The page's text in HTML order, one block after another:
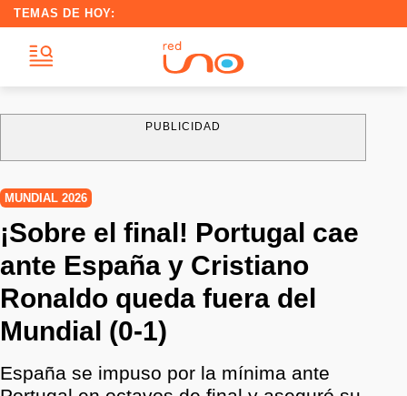
TEMAS DE HOY:
PUBLICIDAD
MUNDIAL 2026
¡Sobre el final! Portugal cae
ante España y Cristiano
Ronaldo queda fuera del
Mundial (0-1)
España se impuso por la mínima ante